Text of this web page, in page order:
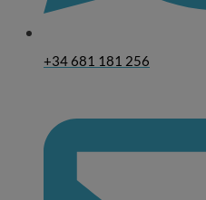
+34 681 181 256